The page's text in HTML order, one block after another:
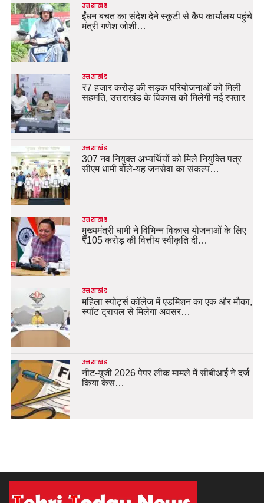
उत्तराखंड
ईंधन बचत का संदेश देने स्कूटी से कैंप कार्यालय पहुंचे
मंत्री गणेश जोशी…
उत्तराखंड
₹7 हजार करोड़ की सड़क परियोजनाओं को मिली
सहमति, उत्तराखंड के विकास को मिलेगी नई रफ्तार
उत्तराखंड
307 नव नियुक्त अभ्यर्थियों को मिले नियुक्ति पत्र
सीएम धामी बोले-यह जनसेवा का संकल्प…
उत्तराखंड
मुख्यमंत्री धामी ने विभिन्न विकास योजनाओं के लिए
₹105 करोड़ की वित्तीय स्वीकृति दी…
उत्तराखंड
महिला स्पोर्ट्स कॉलेज में एडमिशन का एक और मौका,
स्पॉट ट्रायल से मिलेगा अवसर…
उत्तराखंड
नीट-यूजी 2026 पेपर लीक मामले में सीबीआई ने दर्ज
किया केस…